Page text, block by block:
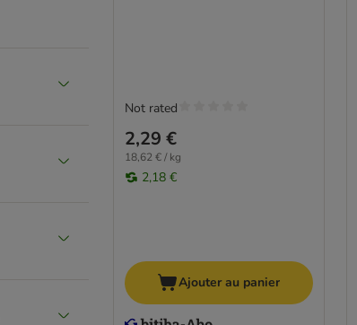
(4)
2,29 €
18,62 € / kg
2,18 €
Not rated
Ajouter au panier